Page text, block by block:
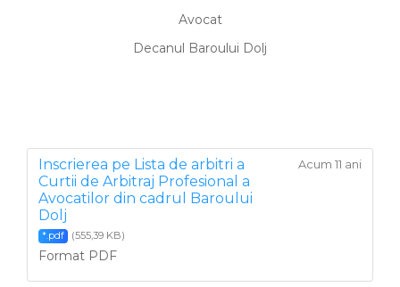
Avocat
Decanul Baroului Dolj
Inscrierea pe Lista de arbitri a
Curtii de Arbitraj Profesional a
Avocatilor din cadrul Baroului
Dolj
Acum 11 ani
*.pdf (555,39 KB)
Format PDF